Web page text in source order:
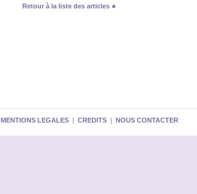
Retour à la liste des articles
MENTIONS LEGALES | CREDITS | NOUS CONTACTER